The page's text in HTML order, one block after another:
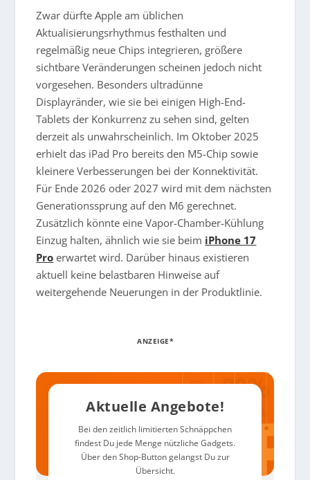
Zwar dürfte Apple am üblichen
Aktualisierungsrhythmus festhalten und
regelmäßig neue Chips integrieren, größere
sichtbare Veränderungen scheinen jedoch nicht
vorgesehen. Besonders ultradünne
Displayränder, wie sie bei einigen High-End-
Tablets der Konkurrenz zu sehen sind, gelten
derzeit als unwahrscheinlich. Im Oktober 2025
erhielt das iPad Pro bereits den M5-Chip sowie
kleinere Verbesserungen bei der Konnektivität.
Für Ende 2026 oder 2027 wird mit dem nächsten
Generationssprung auf den M6 gerechnet.
Zusätzlich könnte eine Vapor-Chamber-Kühlung
Einzug halten, ähnlich wie sie beim iPhone 17
Pro erwartet wird. Darüber hinaus existieren
aktuell keine belastbaren Hinweise auf
weitergehende Neuerungen in der Produktlinie.
ANZEIGE*
Aktuelle Angebote!
Bei den zeitlich limitierten Schnäppchen
findest Du jede Menge nützliche Gadgets.
Über den Shop-Button gelangst Du zur
Übersicht.